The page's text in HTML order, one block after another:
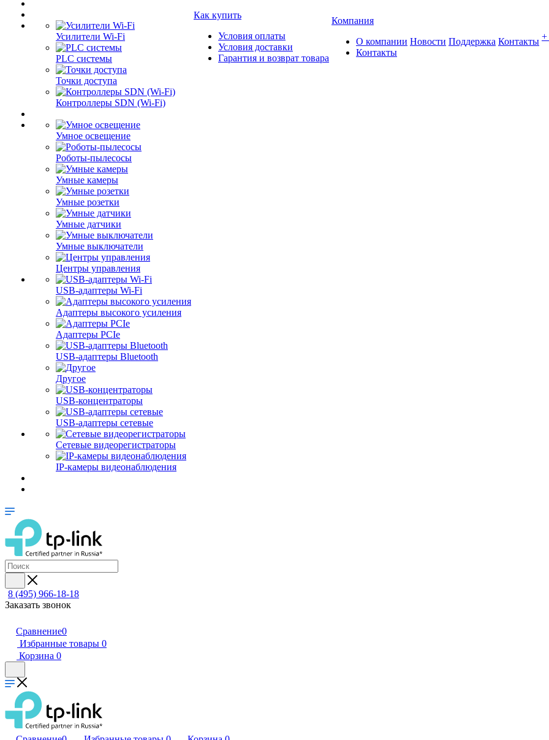
Усилители Wi-Fi
PLC системы
Точки доступа
Контроллеры SDN (Wi-Fi)
Умное освещение
Роботы-пылесосы
Умные камеры
Умные розетки
Умные датчики
Умные выключатели
Центры управления
USB-адаптеры Wi-Fi
Адаптеры высокого усиления
Адаптеры PCIe
USB-адаптеры Bluetooth
Другое
USB-концентраторы
USB-адаптеры сетевые
Сетевые видеорегистраторы
IP-камеры видеонаблюдения
Как купить
Условия оплаты
Условия доставки
Гарантия и возврат товара
Компания
О компании
Контакты
Новости Поддержка Контакты
8 (495) 966-18-18
Заказать звонок
Сравнение0
Избранные товары 0
Корзина 0